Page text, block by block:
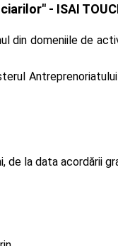
- ISAI
din domeniile de
de la data acordării